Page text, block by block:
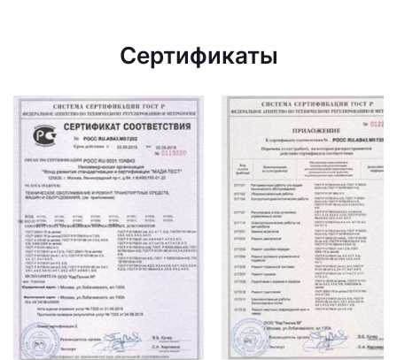
Сертификаты